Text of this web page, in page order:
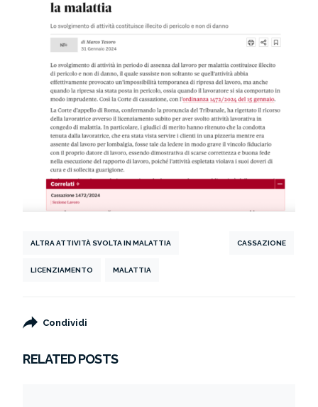
ALTRA ATTIVITÀ SVOLTA IN MALATTIA CASSAZIONE
LICENZIAMENTO MALATTIA
Condividi
RELATED POSTS